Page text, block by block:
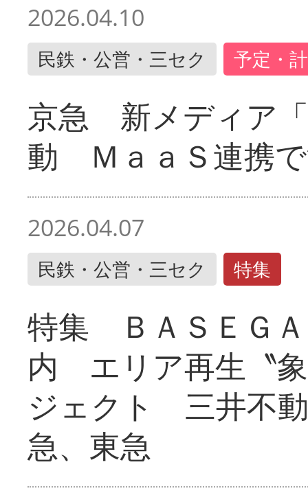
2026.04.10
民鉄・公営・三セク 予定・
京急 新メディア
動 ＭａａＳ連携
2026.04.07
民鉄・公営・三セク 特集
特集 ＢＡＳＥＧ
内 エリア再生〝
ジェクト 三井不
急、東急